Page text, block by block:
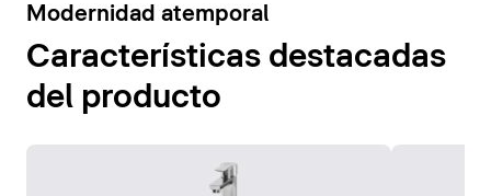
10
Modernidad atemporal
Características destacadas
del producto